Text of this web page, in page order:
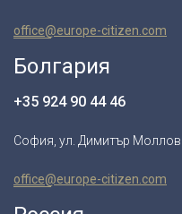
office@europe-citizen.com
Болгария
+35 924 90 44 46
София, ул. Димитър Моллов
office@europe-citizen.com